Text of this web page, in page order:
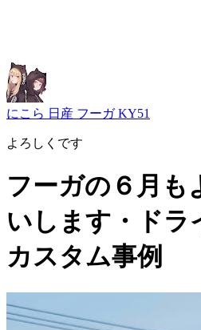
にこら 日産 フーガ KY51
よろしくです
フーガの６月も
いします・ドラ
カスタム事例